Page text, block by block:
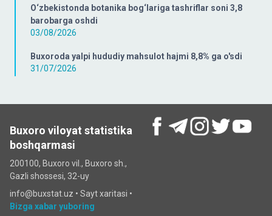
O‘zbekistonda botanika bog‘lariga tashriflar soni 3,8
barobarga oshdi
03/08/2026
Buxoroda yalpi hududiy mahsulot hajmi 8,8% ga o'sdi
31/07/2026
Buxoro viloyat statistika
boshqarmasi
200100, Buxoro vil., Buxoro sh.,
Gazli shossesi, 32-uy
info@buxstat.uz • Sayt xaritasi •
Bizga xabar yuboring